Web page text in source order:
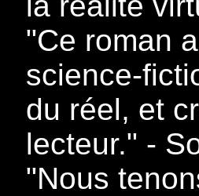
"Ce roman
science-
du réel, et
lecteur." -
"Nous